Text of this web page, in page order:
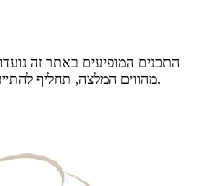
התכנים המופיעים באתר זה
מהווים המלצה, תחליף להתייעצות עם מומחה או קבלת ייעוץ רפואי.